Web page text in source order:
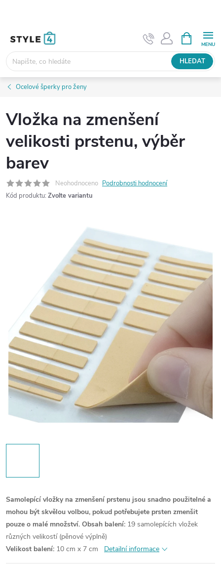
HLEDAT
NÁKUPNÍ
KOŠÍK
Ocelové šperky pro ženy
Vložka na zmenšení
velikosti prstenu, výběr
barev
Neohodnoceno Podrobnosti hodnocení
Kód produktu: Zvolte variantu
Samolepící vložky na zmenšení prstenu jsou snadno použitelné a
mohou být skvělou volbou, pokud potřebujete prsten zmenšit
pouze o malé množství. Obsah balení: 19 samolepících vložek
různých velikostí (pěnové výplně)
Velikost balení: 10 cm x 7 cm Detailní informace